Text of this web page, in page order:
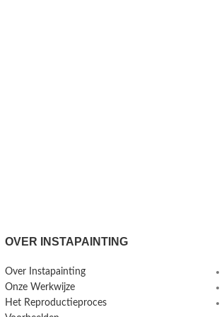
OVER INSTAPAINTING
Over Instapainting
Onze Werkwijze
Het Reproductieproces